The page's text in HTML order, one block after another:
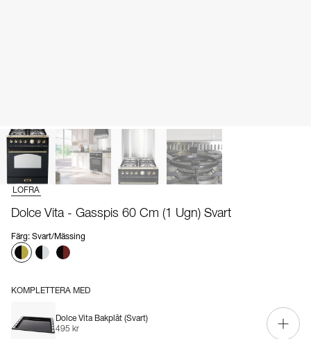
LOFRA
Dolce Vita - Gasspis 60 Cm (1 Ugn) Svart
Färg: Svart/Mässing
KOMPLETTERA MED
Dolce Vita Bakplåt (Svart)
495 kr